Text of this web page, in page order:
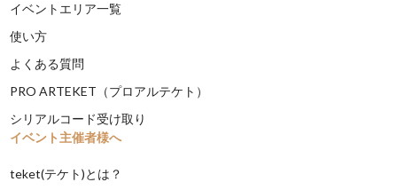
イベントエリア一覧
使い方
よくある質問
PRO ARTEKET（プロアルテケト）
シリアルコード受け取り
イベント主催者様へ
teket(テケト)とは？